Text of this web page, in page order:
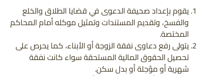
يقوم بإعداد صحيفة الدعوى في قضايا الطلاق والخلع
والفسخ، وتقديم المستندات وتمثيل موكله أمام المحاكم
المختصة.
يتولى رفع دعاوى نفقة الزوجة أو الأبناء، كما يحرص على
تحصيل الحقوق المالية المستحقة سواء كانت نفقة
شهرية أو مؤجلة أو بدل سكن.